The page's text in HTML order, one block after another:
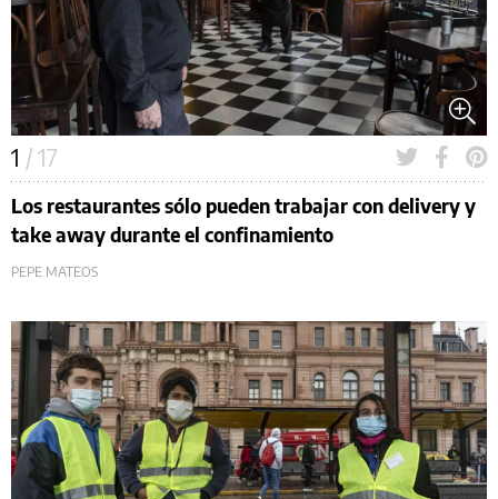
1 / 17
Los restaurantes sólo pueden trabajar con delivery y
take away durante el confinamiento
PEPE MATEOS